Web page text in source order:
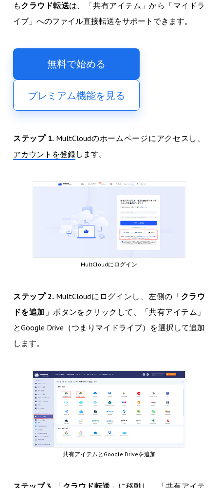
もクラウド転送は、「共有アイテム」から「マイドラ
イブ」へのファイル直接転送をサポートできます。
無料で始める
プレミアム機能を見る
ステップ 1. MultCloudのホームページにアクセスし、
アカウントを登録します。
MultCloudにログイン
ステップ 2. MultCloudにログインし、左側の「クラウ
ドを追加 」ボタンをクリックして、「共有アイテム」
とGoogle Drive（つまりマイドライブ）を選択して追加
します。
共有アイテムとGoogle Driveを追加
ステップ 3. 「クラウド転送 」に移動し、「共有アイテ